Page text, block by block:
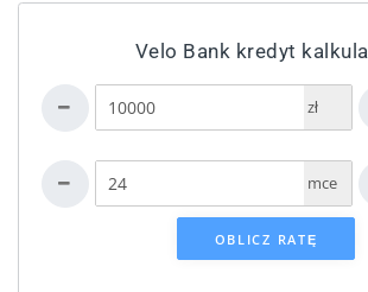
Velo Bank kredyt
zł
mce